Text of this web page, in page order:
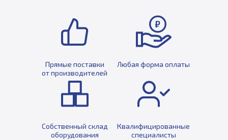
Прямые поставки
от производителей
Любая форма оплаты
Собственный склад
оборудования
Квалифицированные
специалисты